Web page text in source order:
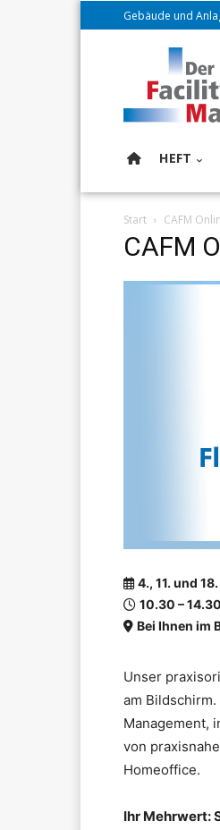
Gebäude und
HEFT
Start CAFM
CAFM
4., 11. und
10.30 –
Bei Ihnen im
Unser
am
Management,
von
Homeoffice.
Ihr Mehrwert: